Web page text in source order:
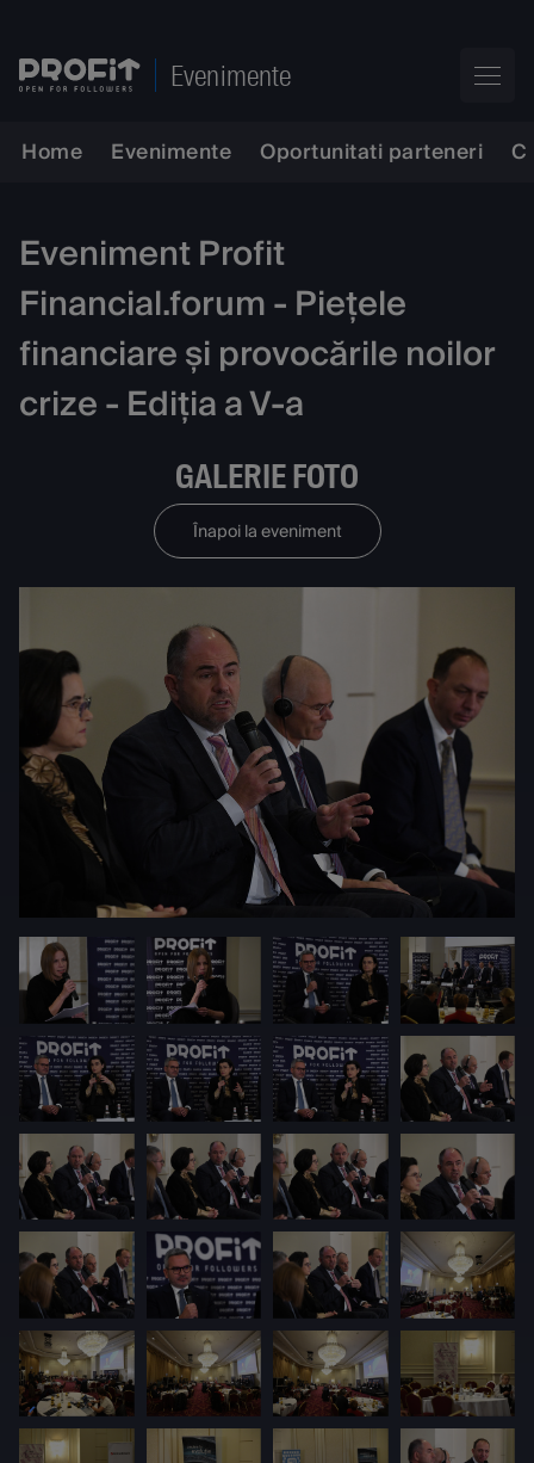
Evenimente
Home Evenimente Oportunitati parteneri
Eveniment Profit
Financial.forum - Piețele
financiare și provocările noilor
crize - Ediția a V-a
GALERIE FOTO
Înapoi la eveniment